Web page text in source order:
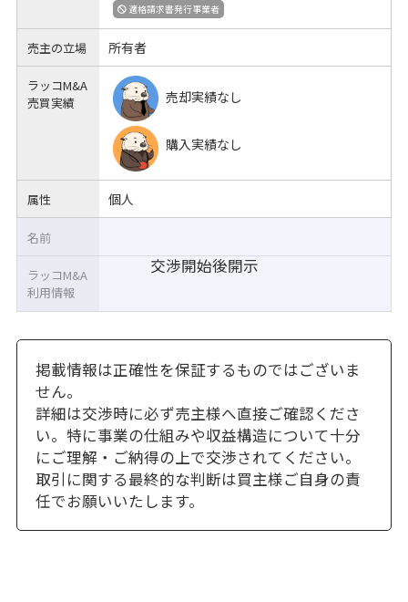
適格請求書発行事業者
売主の立場 所有者
ラッコM&A
売買実績
売却実績なし
購入実績なし
属性 個人
交渉開始後開示
名前
ラッコM&A
利用情報
掲載情報は正確性を保証するものではございま
せん。
詳細は交渉時に必ず売主様へ直接ご確認くださ
い。特に事業の仕組みや収益構造について十分
にご理解・ご納得の上で交渉されてください。
取引に関する最終的な判断は買主様ご自身の責
任でお願いいたします。